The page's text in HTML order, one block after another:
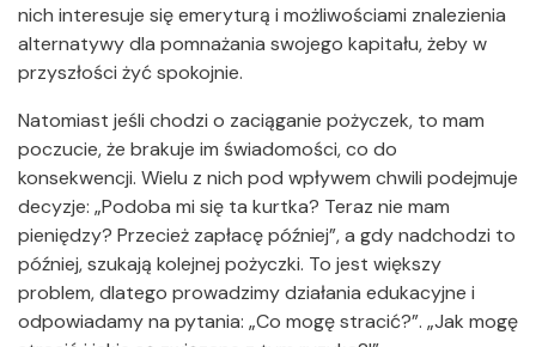
nich interesuje się emeryturą i możliwościami znalezienia
alternatywy dla pomnażania swojego kapitału, żeby w
przyszłości żyć spokojnie.
Natomiast jeśli chodzi o zaciąganie pożyczek, to mam
poczucie, że brakuje im świadomości, co do
konsekwencji. Wielu z nich pod wpływem chwili podejmuje
decyzje: „Podoba mi się ta kurtka? Teraz nie mam
pieniędzy? Przecież zapłacę później”, a gdy nadchodzi to
później, szukają kolejnej pożyczki. To jest większy
problem, dlatego prowadzimy działania edukacyjne i
odpowiadamy na pytania: „Co mogę stracić?”. „Jak mogę